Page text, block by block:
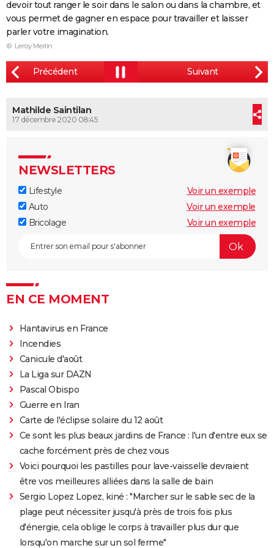
Voyage de noces
PHOTO
BONS PLANS
Carte de Noël
Carte Bonne année
Carte Saint-Valentin
Carte Pâques
Carte d'anniversaire
DICTIONNAIRE
S'inscrire
Se connecter
Lycées
Collèges
Primaires
Universités
Entreprises
Service militaire
Avis de recherche
AVIS DE DÉCÈS
FORUM
devoir tout ranger le soir dans le salon ou dans la chambre, et
vous permet de gagner en espace pour travailler et laisser
parler votre imagination.
© Leroy Merlin
Mathilde Saintilan
17 décembre 2020 08:45
NEWSLETTERS
Lifestyle
Voir un exemple
Auto
Voir un exemple
Bricolage
Voir un exemple
EN CE MOMENT
Hantavirus en France
Incendies
Canicule d'août
La Liga sur DAZN
Pascal Obispo
Guerre en Iran
Carte de l'éclipse solaire du 12 août
Ce sont les plus beaux jardins de France : l'un d'entre eux se
cache forcément près de chez vous
Voici pourquoi les pastilles pour lave-vaisselle devraient
être vos meilleures alliées dans la salle de bain
Sergio Lopez Lopez, kiné : "Marcher sur le sable sec de la
plage peut nécessiter jusqu'à près de trois fois plus
d'énergie, cela oblige le corps à travailler plus dur que
lorsqu'on marche sur un sol ferme"